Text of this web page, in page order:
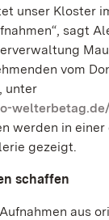
unser Kloster
sagt
vom
unter
werden in
gezeigt.
schaffen
aus